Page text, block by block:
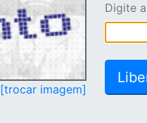
[trocar imagem]
Digite